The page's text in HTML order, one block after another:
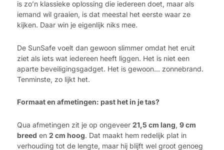
is zo’n klassieke oplossing die iedereen doet, maar als
iemand wil graaien, is dat meestal het eerste waar ze
kijken. Daar win je eigenlijk niks mee.
De SunSafe voelt dan gewoon slimmer omdat het eruit
ziet als iets wat iedereen heeft liggen. Het is niet een
aparte beveiligingsgadget. Het is gewoon… zonnebrand.
Tenminste, zo lijkt het.
Formaat en afmetingen: past het in je tas?
Qua afmetingen zit je op ongeveer 21,5 cm lang, 9 cm
breed en 2 cm hoog. Dat maakt hem redelijk plat in
verhouding tot de lengte, maar hij blijft wel groot genoeg